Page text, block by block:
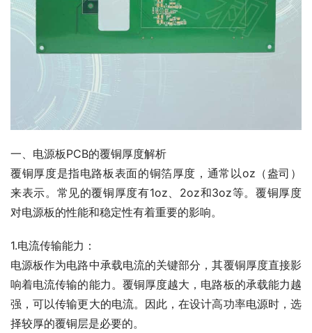
一、电源板PCB的覆铜厚度解析
覆铜厚度是指电路板表面的铜箔厚度，通常以oz（盎司）
来表示。常见的覆铜厚度有1oz、2oz和3oz等。覆铜厚度
对电源板的性能和稳定性有着重要的影响。
1.电流传输能力：
电源板作为电路中承载电流的关键部分，其覆铜厚度直接影
响着电流传输的能力。覆铜厚度越大，电路板的承载能力越
强，可以传输更大的电流。因此，在设计高功率电源时，选
择较厚的覆铜层是必要的。